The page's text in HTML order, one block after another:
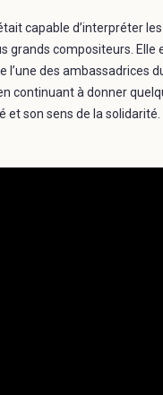
capable d’interpréter
grands compositeurs.
des ambassadrices
continuant à donner
son sens de la solidarité.